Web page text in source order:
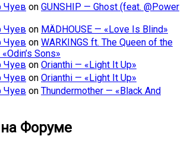
Чуев on GUNSHIP — Ghost (feat. @Power
Чуев on MÄDHOUSE — «Love Is Blind»
Чуев on WARKINGS ft. The Queen of the
Sons»
Чуев on Orianthi — «Light It Up»
Чуев on Orianthi — «Light It Up»
Чуев on Thundermother — «Black And
Форуме